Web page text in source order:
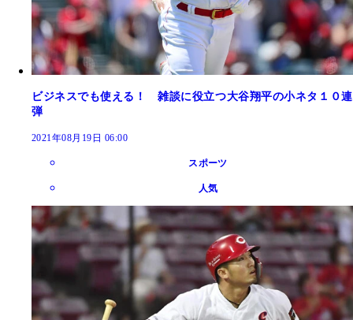
ビジネスでも使える！ 雑談に役立つ大谷翔平の小ネタ１０連
弾
2021年08月19日 06:00
スポーツ
人気